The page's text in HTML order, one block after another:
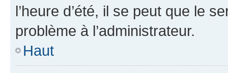
l’heure d’été, il se peut que le
problème à l’administrateur.
Haut